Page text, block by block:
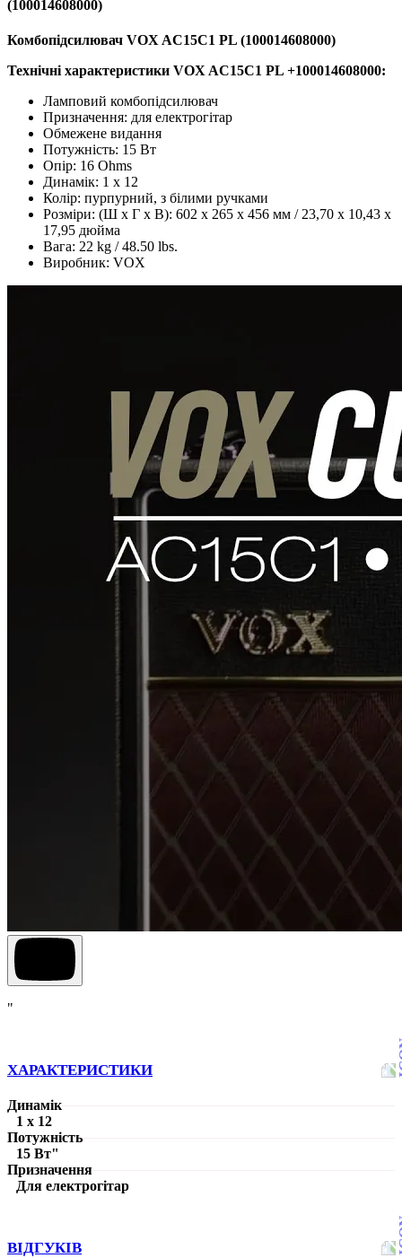
(100014608000)
Комбопідсилювач VOX AC15C1 PL (100014608000)
Технічні характеристики VOX AC15C1 PL +100014608000:
Ламповий комбопідсилювач
Призначення: для електрогітар
Обмежене видання
Потужність: 15 Вт
Опір: 16 Ohms
Динамік: 1 x 12
Колір: пурпурний, з білими ручками
Розміри: (Ш х Г х В): 602 х 265 х 456 мм / 23,70 х 10,43 х
17,95 дюйма
Вага: 22 kg / 48.50 lbs.
Виробник: VOX
"
ХАРАКТЕРИСТИКИ
Динамік
1 х 12
Потужність
15 Вт"
Призначення
Для електрогітар
ВІДГУКІВ